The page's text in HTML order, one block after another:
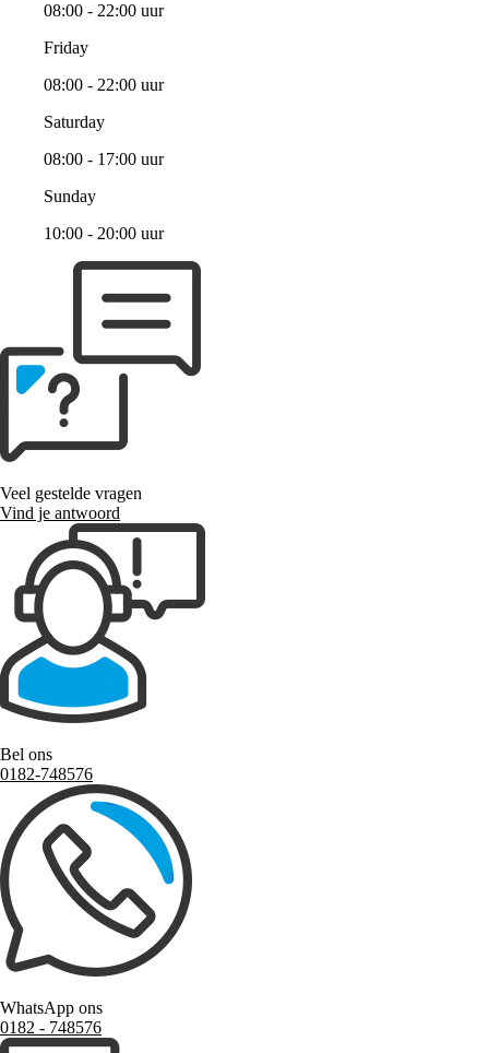
08:00 - 22:00 uur
Friday
08:00 - 22:00 uur
Saturday
08:00 - 17:00 uur
Sunday
10:00 - 20:00 uur
Veel gestelde vragen
Vind je antwoord
Bel ons
0182-748576
WhatsApp ons
0182 ‑ 748576